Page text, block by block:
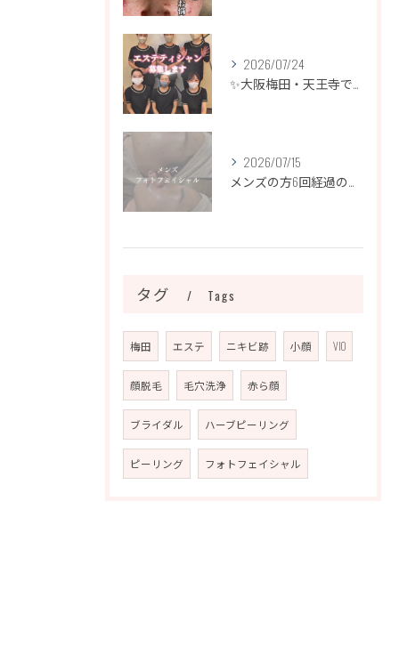
2026/07/24
✨大阪梅田・天王寺でエステティシャン募集✨
2026/07/15
メンズの方6回経過のお写真になります📷✨
タグ Tags
梅田 エステ ニキビ跡 小顔 VIO
顔脱毛 毛穴洗浄 赤ら顔
ブライダル ハーブピーリング
ピーリング フォトフェイシャル